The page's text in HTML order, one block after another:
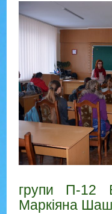
групи П-12
Маркіяна